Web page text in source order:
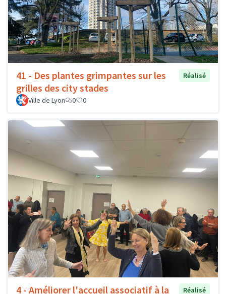
41 - Des plantes grimpantes sur les
grilles des city stades
Réalisé
Ville de Lyon 0 0
4 - Améliorer l'accueil associatif à la
Réalisé